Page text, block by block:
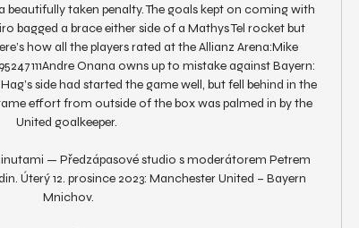
beautifully taken penalty. The goals kept on coming with
bagged a brace either side of a Mathys Tel rocket but
how all the players rated at the Allianz Arena:Mike
Onana owns up to mistake against Bayern:
side had started the game well, but fell behind in the
effort from outside of the box was palmed in by the
United goalkeeper.
— Předzápasové studio s moderátorem Petrem
Úterý 12. prosince 2023: Manchester United – Bayern
Mnichov.